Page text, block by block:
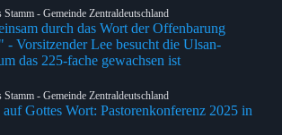
Stamm - Gemeinde Zentraldeutschland
durch das Wort der Offenbarung
- Vorsitzender Lee besucht die Ulsan-
das 225-fache gewachsen ist
- Gemeinde Zentraldeutschland
Gottes Wort: Pastorenkonferenz 2025 in